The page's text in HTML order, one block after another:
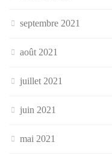
septembre 2021
août 2021
juillet 2021
juin 2021
mai 2021